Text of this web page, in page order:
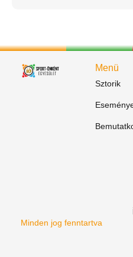
Menü
Sztorik
Minden jog fenntartva